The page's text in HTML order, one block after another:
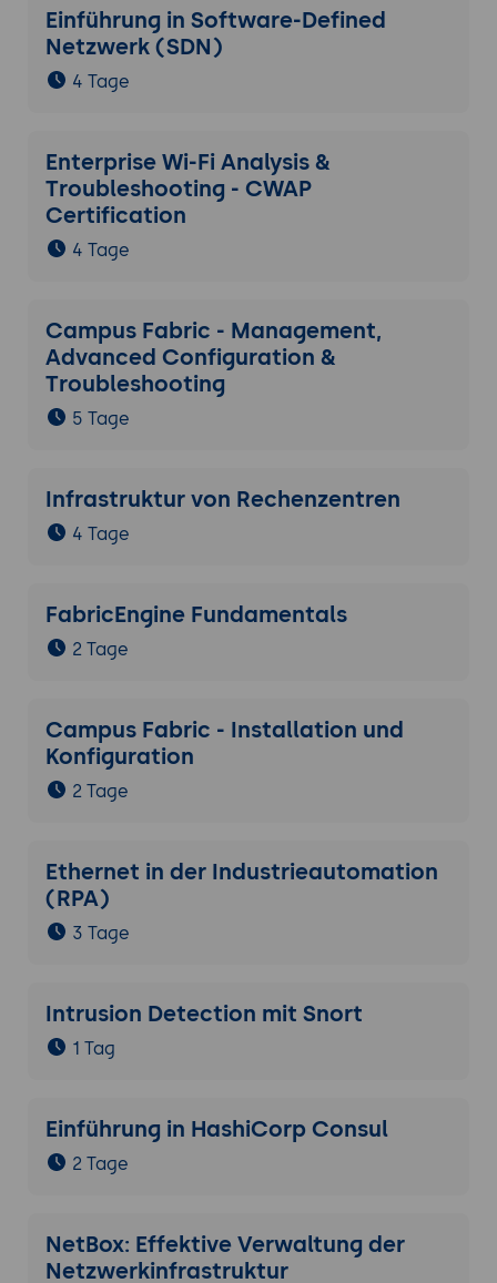
Einführung in Software-Defined
Netzwerk (SDN)
4 Tage
Enterprise Wi-Fi Analysis &
Troubleshooting - CWAP
Certification
4 Tage
Campus Fabric - Management,
Advanced Configuration &
Troubleshooting
5 Tage
Infrastruktur von Rechenzentren
4 Tage
FabricEngine Fundamentals
2 Tage
Campus Fabric - Installation und
Konfiguration
2 Tage
Ethernet in der Industrieautomation
(RPA)
3 Tage
Intrusion Detection mit Snort
1 Tag
Einführung in HashiCorp Consul
2 Tage
NetBox: Effektive Verwaltung der
Netzwerkinfrastruktur